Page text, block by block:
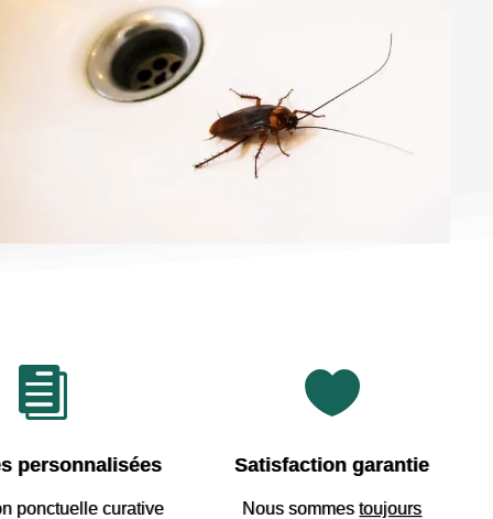

personnalisées
ponctuelle curative

Satisfaction garantie
Nous sommestoujours